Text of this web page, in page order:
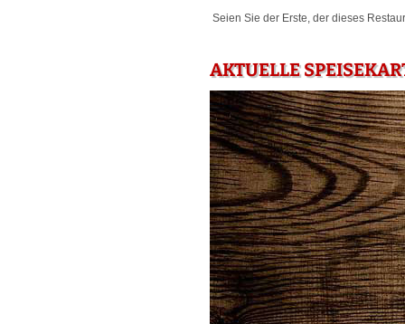
Seien Sie der Erste, der dieses
AKTUELLE